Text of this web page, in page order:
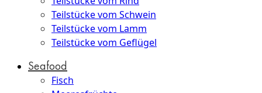
Teilstücke vom Schwein
Teilstücke vom Lamm
Teilstücke vom Geflügel
Seafood
Fisch